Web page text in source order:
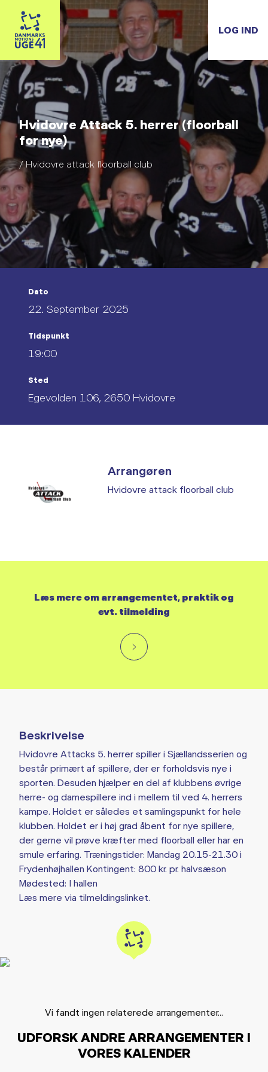
LOG IND
Hvidovre Attack 5. herrer (floorball
for nye)
/ Hvidovre attack floorball club
Dato
22. September 2025
Tidspunkt
19:00
Sted
Egevolden 106, 2650 Hvidovre
Beskrivelse
Hvidovre Attacks 5. herrer spiller i Sjællandsserien og
består primært af spillere, der er forholdsvis nye i
sporten. Desuden hjælper en del af klubbens øvrige
herre- og damespillere ind i mellem til ved 4. herrers
kampe. Holdet er således et samlingspunkt for hele
klubben. Holdet er i høj grad åbent for nye spillere,
der gerne vil prøve kræfter med floorball eller har en
smule erfaring. Træningstider: Mandag 20.15-21.30 i
Frydenhøjhallen Kontingent: 800 kr. pr. halvsæson
Mødested: I hallen
Læs mere via tilmeldingslinket.
Arrangøren
Hvidovre attack floorball club
Læs mere om arrangementet, praktik og
evt. tilmelding
Vi fandt ingen relaterede arrangementer...
UDFORSK ANDRE ARRANGEMENTER I
VORES KALENDER